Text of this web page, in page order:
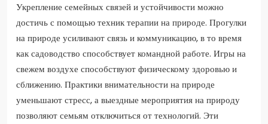
Укрепление семейных связей и устойчивости можно
достичь с помощью техник терапии на природе. Прогулки
на природе усиливают связь и коммуникацию, в то время
как садоводство способствует командной работе. Игры на
свежем воздухе способствуют физическому здоровью и
сближению. Практики внимательности на природе
уменьшают стресс, а выездные мероприятия на природу
позволяют семьям отключиться от технологий. Эти